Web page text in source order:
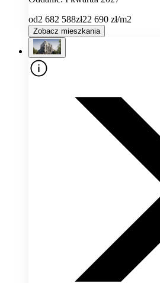
od2 682 588zł22 690 zł/m2
Zobacz mieszkania